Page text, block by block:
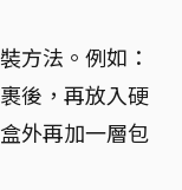
方法。例如：
後，再放入硬
外再加一層包